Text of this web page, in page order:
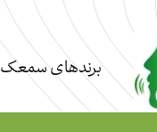
برندهای سمعک